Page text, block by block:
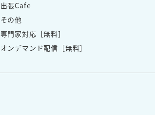
出張Cafe
その他
専門家対応［無料］
オンデマンド配信［無料］